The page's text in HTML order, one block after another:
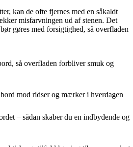
kan de ofte fjernes med en såkaldt
misfarvningen ud af stenen. Det
gøres med forsigtighed, så overfladen
så overfladen forbliver smuk og
mod ridser og mærker i hverdagen
– sådan skaber du en indbydende og